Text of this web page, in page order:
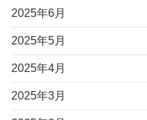
2025年6月
2025年5月
2025年4月
2025年3月